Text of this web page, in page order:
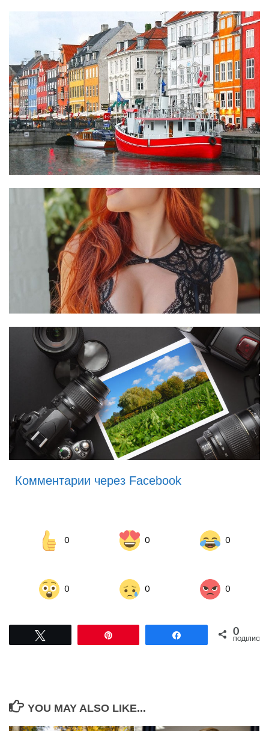
Комментарии через Facebook
0 0 0
0 0 0
Поділитися0
ПОДІЛИСЬ
YOU MAY ALSO LIKE...